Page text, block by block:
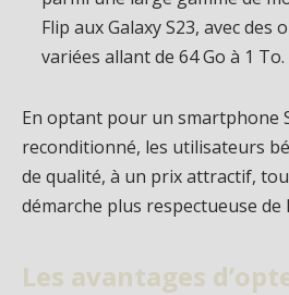
Flip aux Galaxy S23, avec des
variées allant de 64 Go à 1 To.
En optant pour un smartphone
reconditionné, les utilisateurs
de qualité, à un prix attractif,
démarche plus respectueuse de
Les avantages